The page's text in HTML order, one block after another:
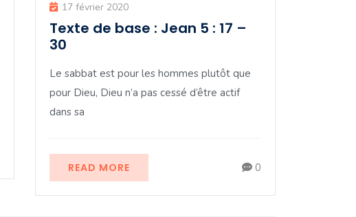
17 février 2020
Texte de base : Jean 5 : 17 –
30
Le sabbat est pour les hommes plutôt que
pour Dieu, Dieu n’a pas cessé d’être actif
dans sa
READ MORE 0